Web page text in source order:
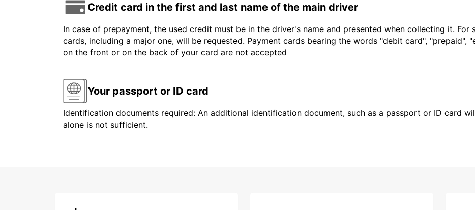
Credit card in the first and last name of the main driver
In case of prepayment, the used credit must be in the driver's name and presented when collecting it. For
cards, including a major one, will be requested. Payment cards bearing the words "debit card", "prepaid",
on the front or on the back of your card are not accepted
Your passport or ID card
Identification documents required: An additional identification document, such as a passport or ID card
alone is not sufficient.